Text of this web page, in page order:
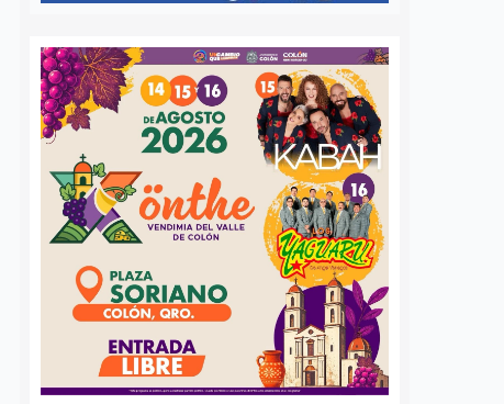
Agustín
regularización
en la capital
5 agosto, 2026
por Querétaro, Agustín
visitó la
de Altos del Salitre, en
de la capital, para
las condiciones de
y dar seguimiento…
Ya suman 59
diagnósticos de
autismo en Querétaro;
refuerzan la detección
temprana
José Morales 5 agosto, 2026
Más de 59 diagnósticos
especializados de autismo se han
realizado en el Municipio de
Querétaro desde mayo de este año
como parte de las jornadas de
detección temprana impulsadas
por…